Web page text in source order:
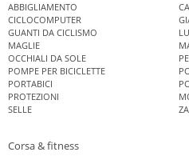
ABBIGLIAMENTO
CICLOCOMPUTER
GUANTI DA CICLISMO
MAGLIE
OCCHIALI DA SOLE
POMPE PER BICICLETTE
PORTABICI
PROTEZIONI
SELLE
Corsa & fitness